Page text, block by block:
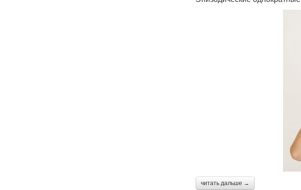
читать дальше →